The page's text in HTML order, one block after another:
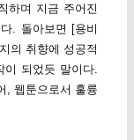
하며 지금 주어진
. 돌아보면 [용비
의 취향에 성공적
이 되었듯 말이다.
, 웹툰으로서 훌륭